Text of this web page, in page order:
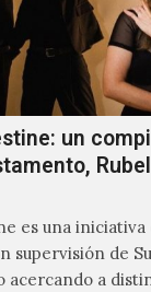
un
es una iniciativa
supervisión de
acercando a